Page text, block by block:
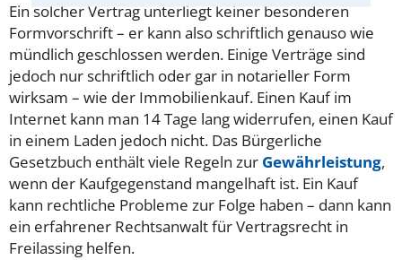
Ein solcher Vertrag unterliegt keiner besonderen
Formvorschrift – er kann also schriftlich genauso wie
mündlich geschlossen werden. Einige Verträge sind
jedoch nur schriftlich oder gar in notarieller Form
wirksam – wie der Immobilienkauf. Einen Kauf im
Internet kann man 14 Tage lang widerrufen, einen Kauf
in einem Laden jedoch nicht. Das Bürgerliche
Gesetzbuch enthält viele Regeln zur Gewährleistung,
wenn der Kaufgegenstand mangelhaft ist. Ein Kauf
kann rechtliche Probleme zur Folge haben – dann kann
ein erfahrener Rechtsanwalt für Vertragsrecht in
Freilassing helfen.